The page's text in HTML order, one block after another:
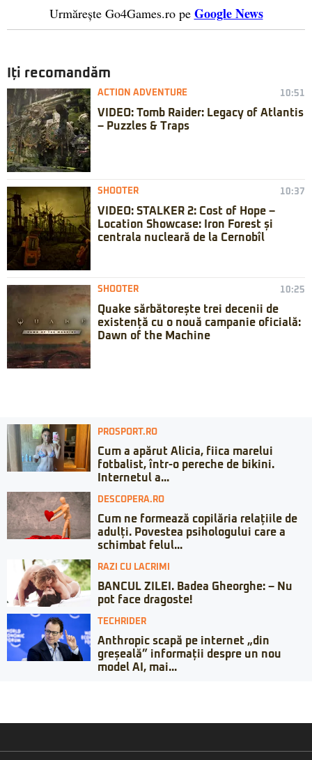
Urmărește Go4Games.ro pe Google News
Iți recomandăm
ACTION ADVENTURE 10:51
VIDEO: Tomb Raider: Legacy of Atlantis
– Puzzles & Traps
SHOOTER 10:37
VIDEO: STALKER 2: Cost of Hope –
Location Showcase: Iron Forest și
centrala nucleară de la Cernobîl
SHOOTER 10:25
Quake sărbătorește trei decenii de
existență cu o nouă campanie oficială:
Dawn of the Machine
PROSPORT.RO
Cum a apărut Alicia, fiica marelui
fotbalist, într-o pereche de bikini.
Internetul a...
DESCOPERA.RO
Cum ne formează copilăria relațiile de
adulți. Povestea psihologului care a
schimbat felul...
RAZI CU LACRIMI
BANCUL ZILEI. Badea Gheorghe: – Nu
pot face dragoste!
TECHRIDER
Anthropic scapă pe internet „din
greșeală” informații despre un nou
model AI, mai...